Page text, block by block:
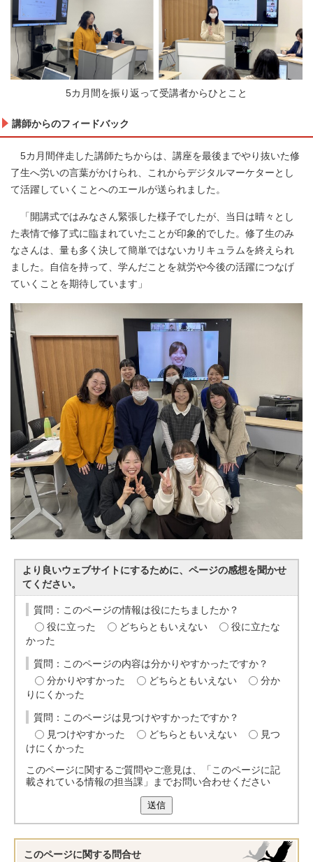
5カ月間を振り返って受講者からひとこと
講師からのフィードバック
5カ月間伴走した講師たちからは、講座を最後までやり抜いた修
了生へ労いの言葉がかけられ、これからデジタルマーケターとし
て活躍していくことへのエールが送られました。
「開講式ではみなさん緊張した様子でしたが、当日は晴々とし
た表情で修了式に臨まれていたことが印象的でした。修了生のみ
なさんは、量も多く決して簡単ではないカリキュラムを終えられ
ました。自信を持って、学んだことを就労や今後の活躍につなげ
ていくことを期待しています」
より良いウェブサイトにするために、ページの感想を聞かせ
てください。
質問：このページの情報は役にたちましたか？
役に立った
どちらともいえない
役に立たな
かった
質問：このページの内容は分かりやすかったですか？
分かりやすかった
どちらともいえない
分か
りにくかった
質問：このページは見つけやすかったですか？
見つけやすかった
どちらともいえない
見つ
けにくかった
このページに関するご質問やご意見は、「このページに記
載されている情報の担当課」までお問い合わせください
送信
このページに関する 問合せ